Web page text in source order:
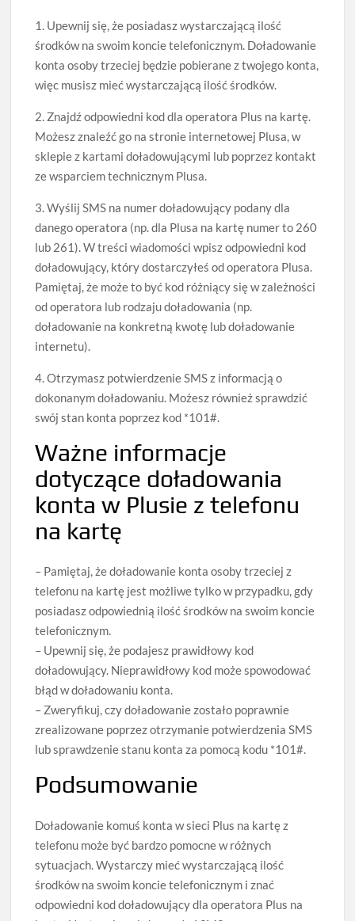
1. Upewnij się, że posiadasz wystarczającą ilość
środków na swoim koncie telefonicznym. Doładowanie
konta osoby trzeciej będzie pobierane z twojego konta,
więc musisz mieć wystarczającą ilość środków.
2. Znajdź odpowiedni kod dla operatora Plus na kartę.
Możesz znaleźć go na stronie internetowej Plusa, w
sklepie z kartami doładowującymi lub poprzez kontakt
ze wsparciem technicznym Plusa.
3. Wyślij SMS na numer doładowujący podany dla
danego operatora (np. dla Plusa na kartę numer to 260
lub 261). W treści wiadomości wpisz odpowiedni kod
doładowujący, który dostarczyłeś od operatora Plusa.
Pamiętaj, że może to być kod różniący się w zależności
od operatora lub rodzaju doładowania (np.
doładowanie na konkretną kwotę lub doładowanie
internetu).
4. Otrzymasz potwierdzenie SMS z informacją o
dokonanym doładowaniu. Możesz również sprawdzić
swój stan konta poprzez kod *101#.
Ważne informacje
dotyczące doładowania
konta w Plusie z telefonu
na kartę
– Pamiętaj, że doładowanie konta osoby trzeciej z
telefonu na kartę jest możliwe tylko w przypadku, gdy
posiadasz odpowiednią ilość środków na swoim koncie
telefonicznym.
– Upewnij się, że podajesz prawidłowy kod
doładowujący. Nieprawidłowy kod może spowodować
błąd w doładowaniu konta.
– Zweryfikuj, czy doładowanie zostało poprawnie
zrealizowane poprzez otrzymanie potwierdzenia SMS
lub sprawdzenie stanu konta za pomocą kodu *101#.
Podsumowanie
Doładowanie komuś konta w sieci Plus na kartę z
telefonu może być bardzo pomocne w różnych
sytuacjach. Wystarczy mieć wystarczającą ilość
środków na swoim koncie telefonicznym i znać
odpowiedni kod doładowujący dla operatora Plus na